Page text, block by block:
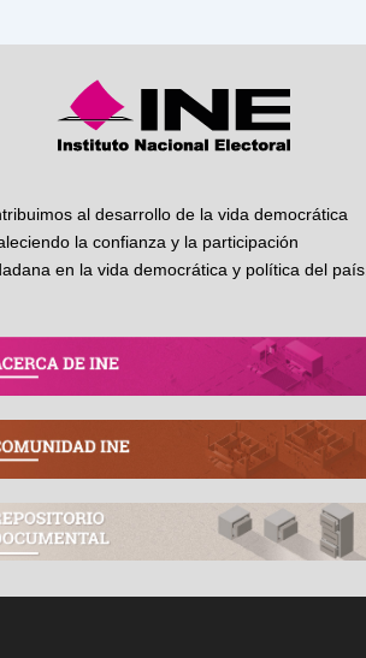
al desarrollo de la vida democrática
la confianza y la participación
en la vida democrática y política del país.